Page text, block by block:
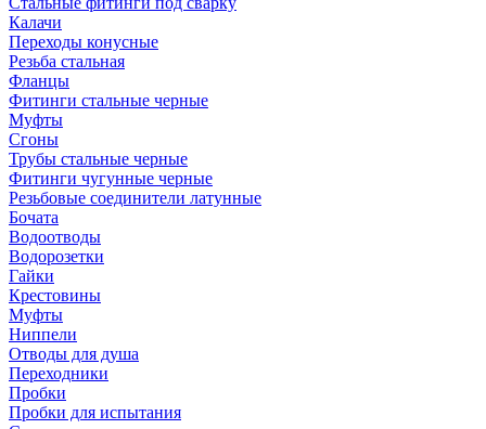
Калачи
Переходы конусные
Резьба стальная
Фланцы
Фитинги стальные черные
Муфты
Сгоны
Трубы стальные черные
Фитинги чугунные черные
Резьбовые соединители латунные
Бочата
Водоотводы
Водорозетки
Гайки
Крестовины
Муфты
Ниппели
Отводы для душа
Переходники
Пробки
Пробки для испытания